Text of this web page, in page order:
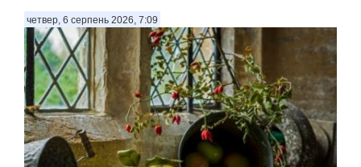
четвер, 6 серпень 2026, 7:09